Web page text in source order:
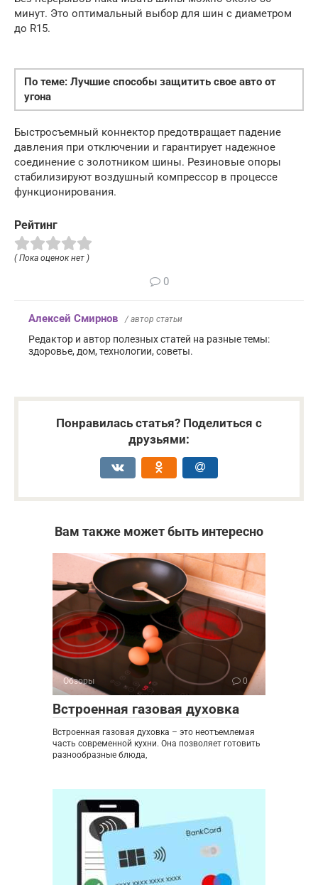
минут. Это оптимальный выбор для шин с диаметром
до R15.
По теме: Лучшие способы защитить свое авто от
угона
Быстросъемный коннектор предотвращает падение
давления при отключении и гарантирует надежное
соединение с золотником шины. Резиновые опоры
стабилизируют воздушный компрессор в процессе
функционирования.
Рейтинг
( Пока оценок нет )
0
Алексей Смирнов / автор статьи
Редактор и автор полезных статей на разные темы:
здоровье, дом, технологии, советы.
Понравилась статья? Поделиться с
друзьями:
Вам также может быть интересно
Обзоры 0
Встроенная газовая духовка
Встроенная газовая духовка – это неотъемлемая
часть современной кухни. Она позволяет готовить
разнообразные блюда,